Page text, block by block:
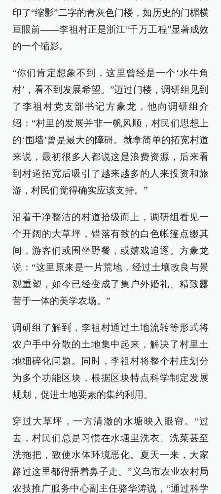
印了“缩影”二字的青灰色门楼，如历史的门楣横
亘眼前——李祖村正是浙江“千万工程”显著成效
的一个缩影。
“你们肯定想象不到，这里曾经是一个‘水牛角
村’，看不到发展希望。”迈过门楼，调研组见到
了李祖村党支部书记方豪龙，他向调研组介
绍：“村里的发展并非一帆风顺，村民们思想上
的‘围墙’曾是最大的障碍。就拿简单的拓宽村道
来说，最初很多人都说这是浪费资源，后来看
到村道拓宽后吸引了越来越多的人来投资和旅
游，村民们觉得确实应该支持。”
沿着干净整洁的村道拾级而上，调研组看见一
个开阔的大草坪，错落有致的白色帐篷点缀其
间，游客们或围坐野餐，或嬉戏追逐。方豪龙
说：“这里原来是一片荒地，经过土壤改良与景
观重塑，如今已经变成了集户外婚礼、精致露
营于一体的美学农场。”
调研组了解到，李祖村通过土地流转等形式将
农户手中分散的土地集中起来，解决了村里土
地细碎化问题。同时，李祖村将整个村庄划分
为多个功能区块，根据区块特点科学制定发展
规划，促进土地要素的集约利用。
穿过大草坪，一方清澈的水塘映入眼帘。“过
去，村民们总是习惯在水塘里洗衣、洗菜甚至
洗拖把，致使水体环境恶化。夏天一来，大家
路过这里都得捂着鼻子走。”义乌市农业农村局
农技推广服务中心副主任骆华涛说，“通过科学